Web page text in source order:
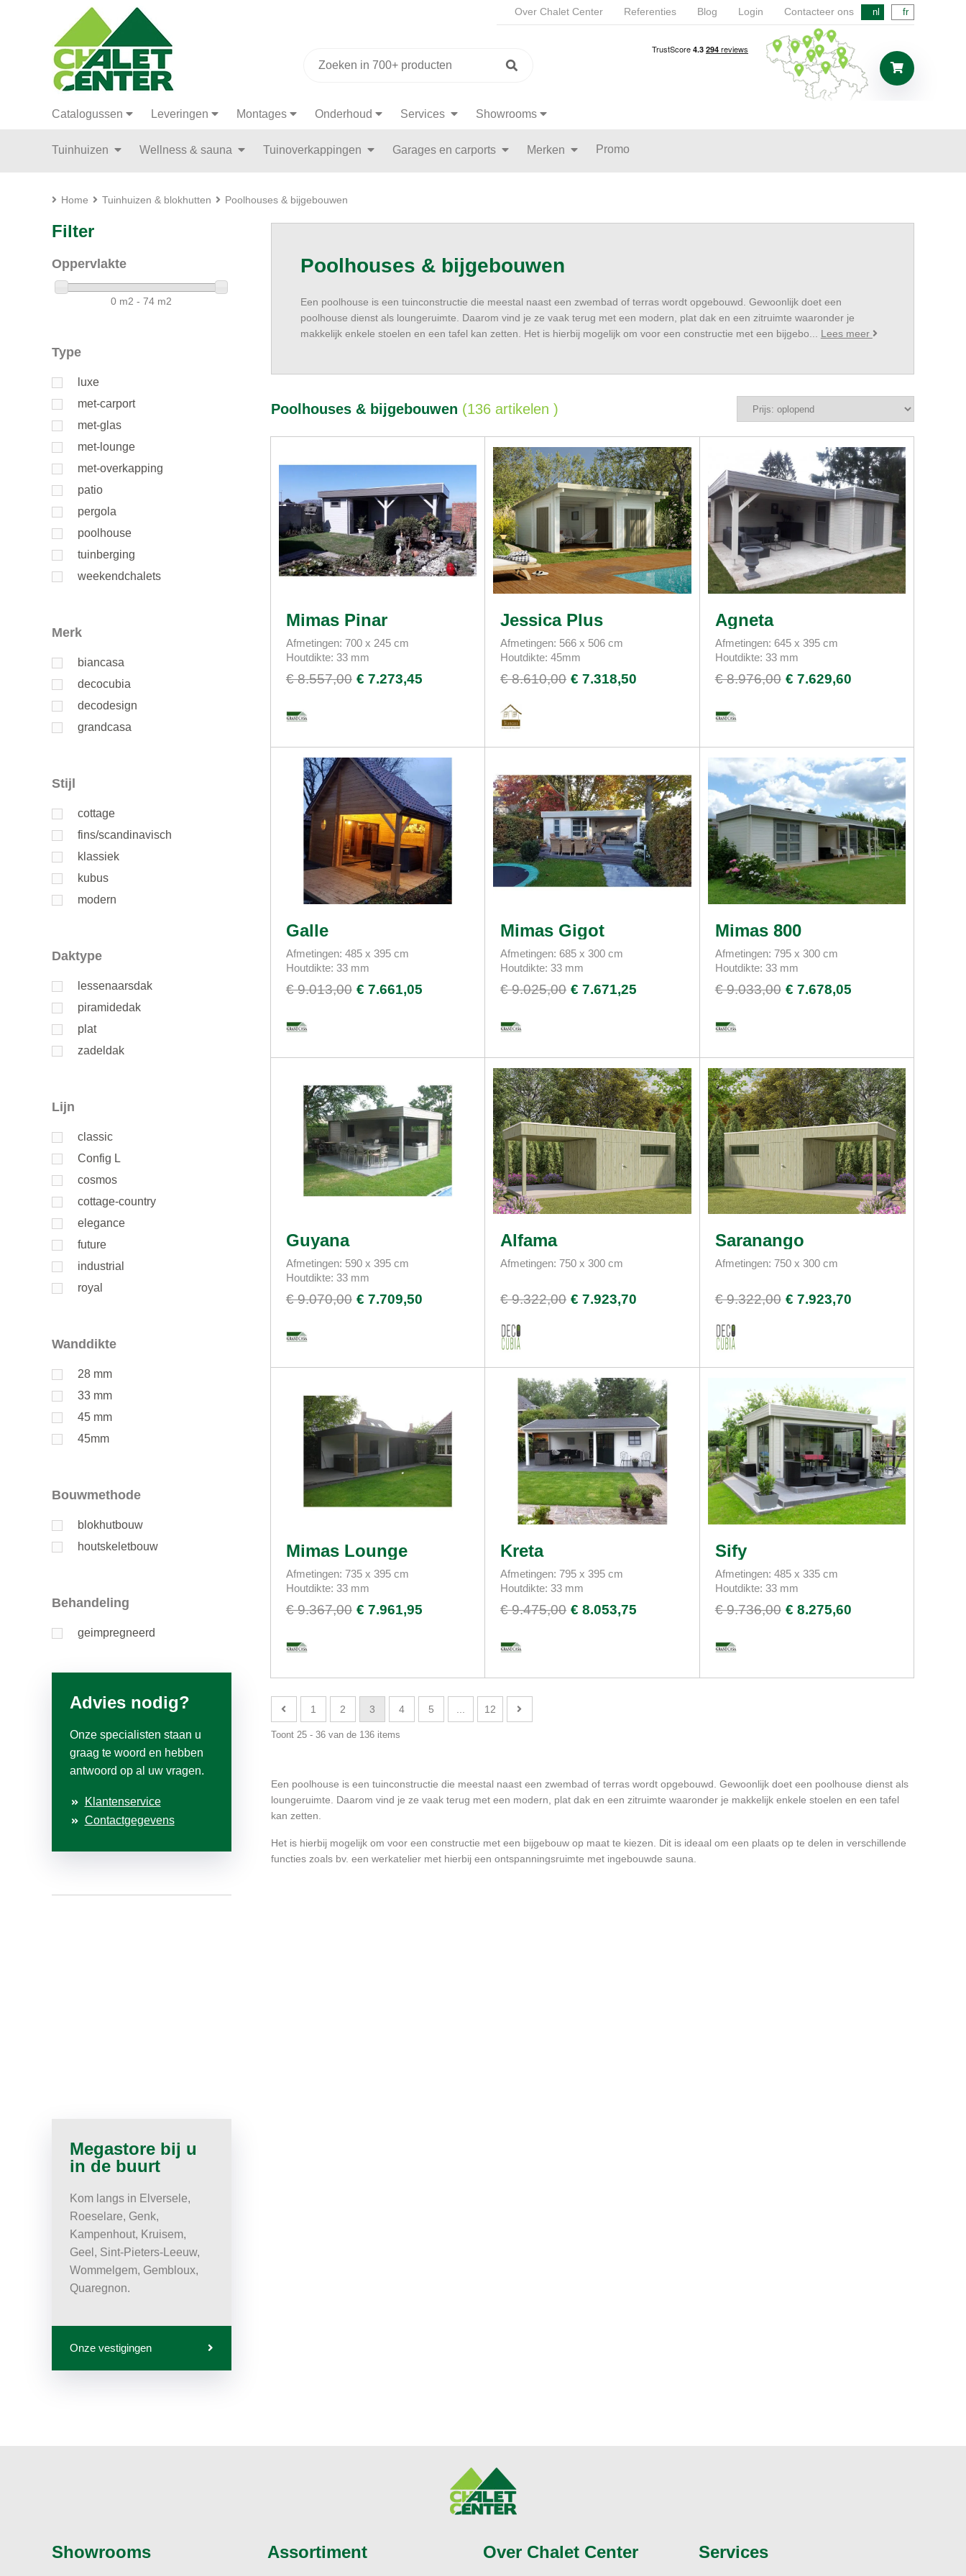
Over Chalet Center Referenties Blog Login Contacteer ons nl fr
Catalogussen Leveringen Montages Onderhoud Services Showrooms
Tuinhuizen Wellness & sauna Tuinoverkappingen Garages en carports Merken Promo
Home Tuinhuizen & blokhutten Poolhouses & bijgebouwen
Filter
Oppervlakte
0 m2 - 74 m2
Type
luxe
met-carport
met-glas
met-lounge
met-overkapping
patio
pergola
poolhouse
tuinberging
weekendchalets
Merk
biancasa
decocubia
decodesign
grandcasa
Stijl
cottage
fins/scandinavisch
klassiek
kubus
modern
Daktype
lessenaarsdak
piramidedak
plat
zadeldak
Lijn
classic
Config L
cosmos
cottage-country
elegance
future
industrial
royal
Wanddikte
28 mm
33 mm
45 mm
45mm
Bouwmethode
blokhutbouw
houtskeletbouw
Behandeling
geimpregneerd
Advies nodig?
Onze specialisten staan u
graag te woord en hebben
antwoord op al uw vragen.
Klantenservice
Contactgegevens
Megastore bij u
in de buurt
Kom langs in Elversele,
Roeselare, Genk,
Kampenhout, Kruisem,
Geel, Sint-Pieters-Leeuw,
Wommelgem, Gembloux,
Quaregnon.
Onze vestigingen
Poolhouses & bijgebouwen
Een poolhouse is een tuinconstructie die meestal naast een zwembad of terras wordt opgebouwd. Gewoonlijk doet een
poolhouse dienst als loungeruimte. Daarom vind je ze vaak terug met een modern, plat dak en een zitruimte waaronder je
makkelijk enkele stoelen en een tafel kan zetten. Het is hierbij mogelijk om voor een constructie met een bijgebo... Lees meer
Poolhouses & bijgebouwen (136 artikelen )
Mimas Pinar
Afmetingen: 700 x 245 cm
Houtdikte: 33 mm
€ 8.557,00 € 7.273,45
Jessica Plus
Afmetingen: 566 x 506 cm
Houtdikte: 45mm
€ 8.610,00 € 7.318,50
Agneta
Afmetingen: 645 x 395 cm
Houtdikte: 33 mm
€ 8.976,00 € 7.629,60
Galle
Afmetingen: 485 x 395 cm
Houtdikte: 33 mm
€ 9.013,00 € 7.661,05
Mimas Gigot
Afmetingen: 685 x 300 cm
Houtdikte: 33 mm
€ 9.025,00 € 7.671,25
Mimas 800
Afmetingen: 795 x 300 cm
Houtdikte: 33 mm
€ 9.033,00 € 7.678,05
Guyana
Afmetingen: 590 x 395 cm
Houtdikte: 33 mm
€ 9.070,00 € 7.709,50
Alfama
Afmetingen: 750 x 300 cm
€ 9.322,00 € 7.923,70
Saranango
Afmetingen: 750 x 300 cm
€ 9.322,00 € 7.923,70
Mimas Lounge
Afmetingen: 735 x 395 cm
Houtdikte: 33 mm
€ 9.367,00 € 7.961,95
Kreta
Afmetingen: 795 x 395 cm
Houtdikte: 33 mm
€ 9.475,00 € 8.053,75
Sify
Afmetingen: 485 x 335 cm
Houtdikte: 33 mm
€ 9.736,00 € 8.275,60
1 2 3 4 5 12
Toont 25 - 36 van de 136 items
Een poolhouse is een tuinconstructie die meestal naast een zwembad of terras wordt opgebouwd. Gewoonlijk doet een poolhouse dienst als
loungeruimte. Daarom vind je ze vaak terug met een modern, plat dak en een zitruimte waaronder je makkelijk enkele stoelen en een tafel
kan zetten.
Het is hierbij mogelijk om voor een constructie met een bijgebouw op maat te kiezen. Dit is ideaal om een plaats op te delen in verschillende
functies zoals bv. een werkatelier met hierbij een ontspanningsruimte met ingebouwde sauna.
Showrooms Assortiment Over Chalet Center Services